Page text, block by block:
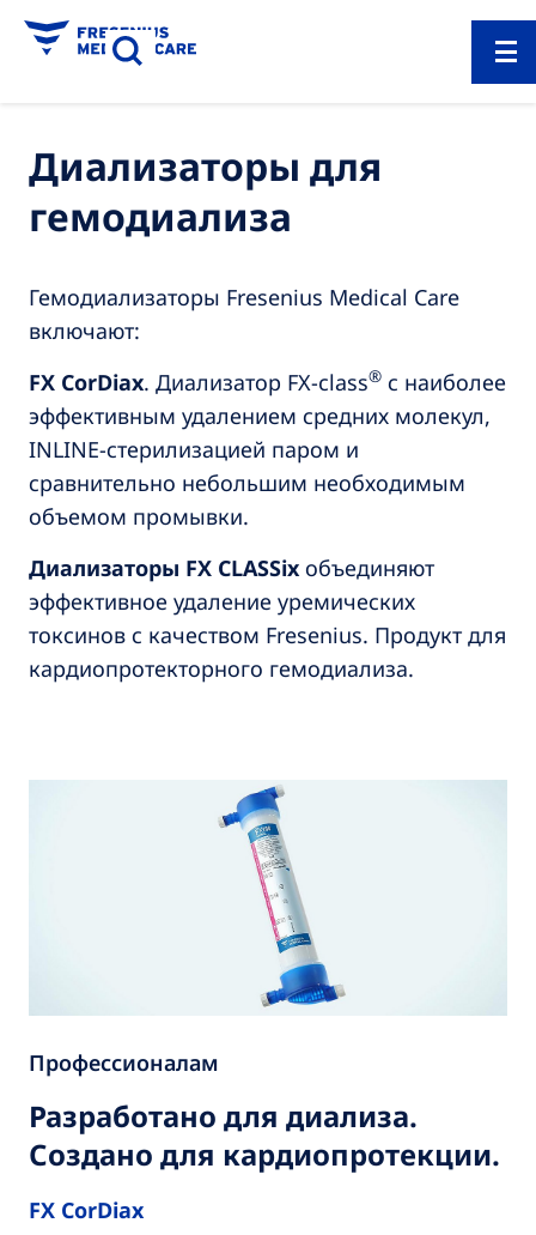
Диализаторы для
гемодиализа
Гемодиализаторы Fresenius Medical Care
включают:
FX CorDiax. Диализатор FX-class® с наиболее
эффективным удалением средних молекул,
INLINE-стерилизацией паром и
сравнительно небольшим необходимым
объемом промывки.
Диализаторы FX CLASSix объединяют
эффективное удаление уремических
токсинов с качеством Fresenius. Продукт для
кардиопротекторного гемодиализа.
Профессионалам
Разработано для диализа.
Создано для кардиопротекции.
FX CorDiax